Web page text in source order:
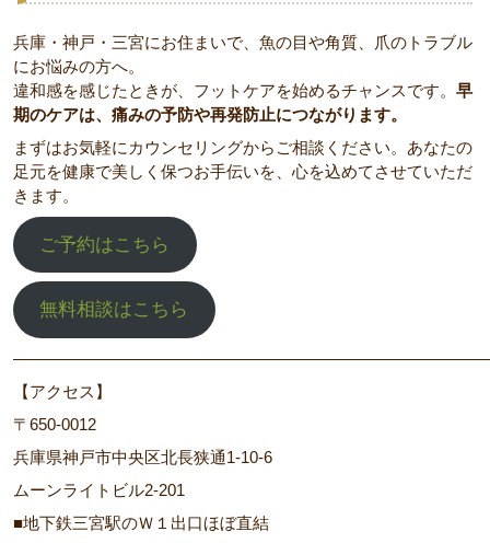
兵庫・神戸・三宮にお住まいで、魚の目や角質、爪のトラブル
にお悩みの方へ。
違和感を感じたときが、フットケアを始めるチャンスです。 早
期のケアは、痛みの予防や再発防止につながります。
まずはお気軽にカウンセリングからご相談ください。あなたの
足元を健康で美しく保つお手伝いを、心を込めてさせていただ
きます。
ご予約はこちら
無料相談はこちら
【アクセス】
〒650-0012
兵庫県神戸市中央区北長狭通1-10-6
ムーンライトビル2-201
■地下鉄三宮駅のＷ１出口ほぼ直結